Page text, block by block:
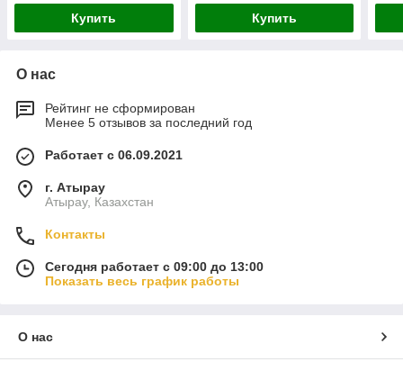
Купить Купить
О нас
Рейтинг не сформирован
Менее 5 отзывов за последний год
Работает с 06.09.2021
г. Атырау
Атырау, Казахстан
Контакты
Сегодня работает с 09:00 до 13:00
Показать весь график работы
О нас